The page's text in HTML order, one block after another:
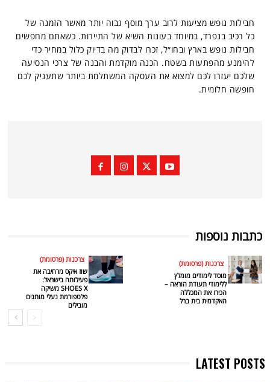
חבילות נופש מציעות לרוב ערך מוסף גבוה יותר מאשר הזמנה של
כל רכיב בנפרד, במיוחד בעונות השיא של התיירות. כשאתם מחפשים
חבילות נופש בארץ ובחו״ל, זכרו לבדוק מה בדיוק כלול במחיר כדי
להימנע מהפתעות בשטח. הכנה מוקדמת והבנה של צרכי הנסיעה
שלכם יעזרו לכם למצוא את העסקה המשתלמת ביותר שתעניק לכם
חופשה חלומית.
כתבות נוספות
צרכנות (פרסומת)
מוסד לימודים מומלץ
ללימודי תעודת הוראה –
הכירו את המכללה
האקדמית בית ברל
צרכנות (פרסומת)
שוז איקס מרחיבה את
פעילותה בישראל:
SHOES X משיקה
פלטפורמת נעלי מותגים
מובילים
LATEST POSTS